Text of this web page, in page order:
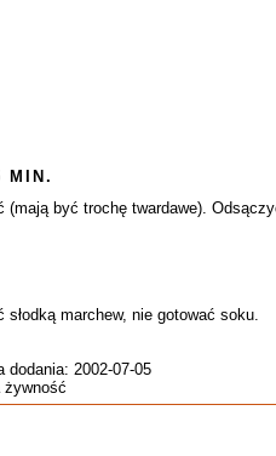
MIN.
(mają być trochę twardawe).
marchew, nie gotować soku.
dodania: 2002-07-05
żywność